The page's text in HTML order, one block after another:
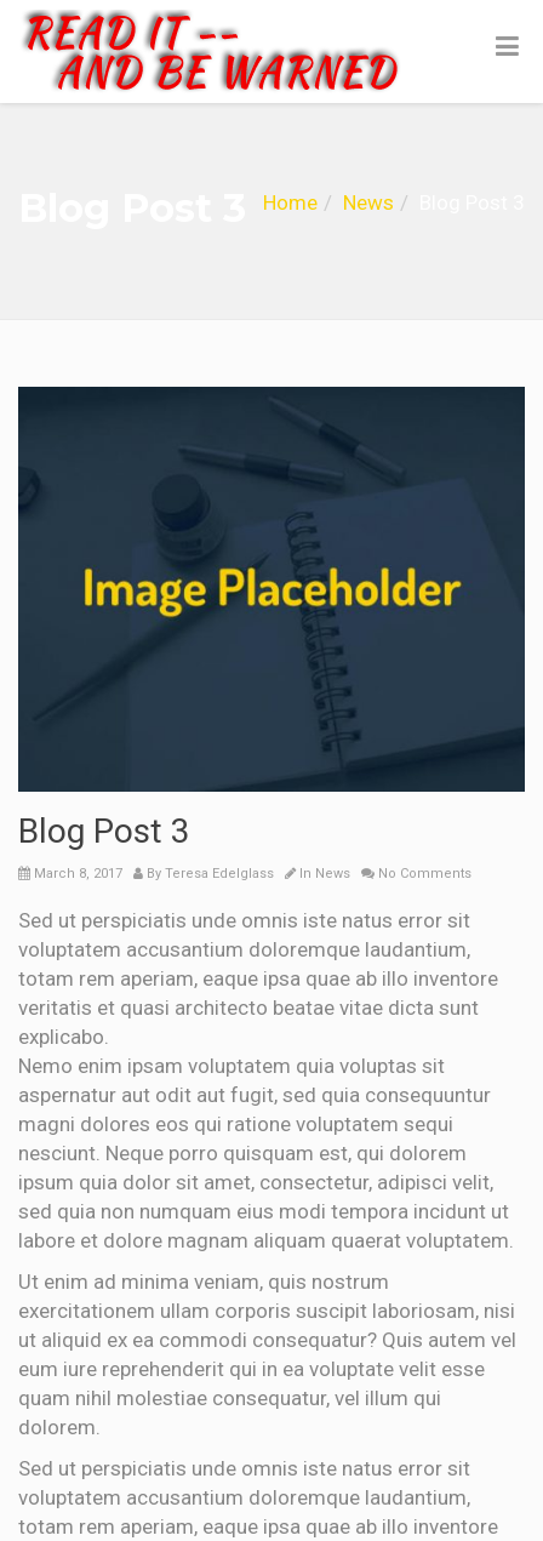
Home News
Blog Post 3
March 8, 2017 By Teresa Edelglass In News No Comments
Sed ut perspiciatis unde omnis iste natus error sit
voluptatem accusantium doloremque laudantium,
totam rem aperiam, eaque ipsa quae ab illo inventore
veritatis et quasi architecto beatae vitae dicta sunt
explicabo.
Nemo enim ipsam voluptatem quia voluptas sit
aspernatur aut odit aut fugit, sed quia consequuntur
magni dolores eos qui ratione voluptatem sequi
nesciunt. Neque porro quisquam est, qui dolorem
ipsum quia dolor sit amet, consectetur, adipisci velit,
sed quia non numquam eius modi tempora incidunt ut
labore et dolore magnam aliquam quaerat voluptatem.
Ut enim ad minima veniam, quis nostrum
exercitationem ullam corporis suscipit laboriosam, nisi
ut aliquid ex ea commodi consequatur? Quis autem vel
eum iure reprehenderit qui in ea voluptate velit esse
quam nihil molestiae consequatur, vel illum qui
dolorem.
Sed ut perspiciatis unde omnis iste natus error sit
voluptatem accusantium doloremque laudantium,
totam rem aperiam, eaque ipsa quae ab illo inventore